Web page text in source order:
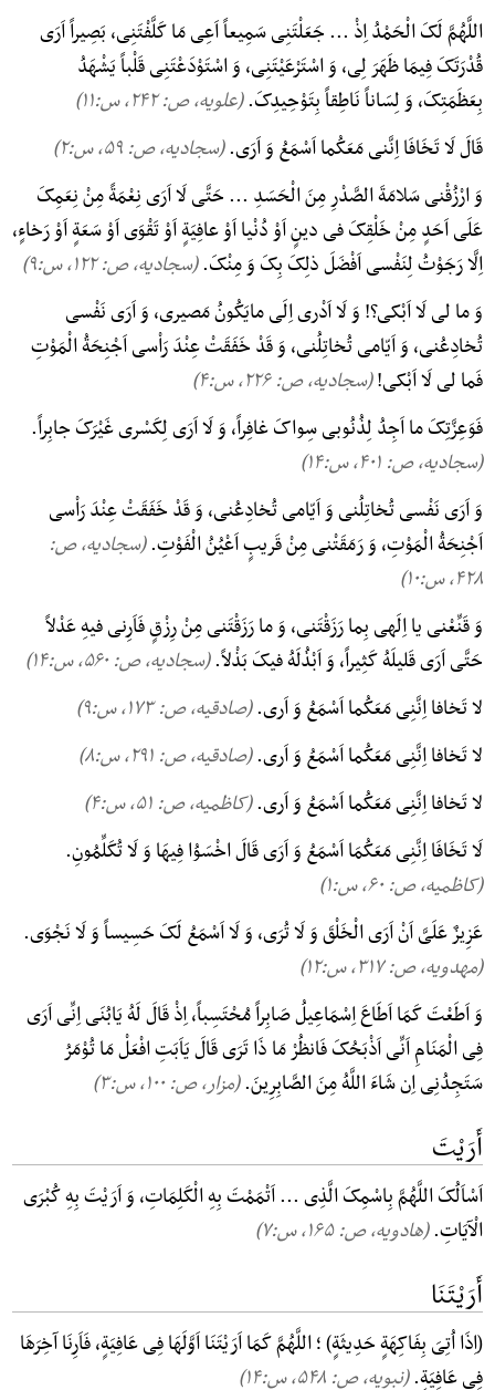
اللَّهُمَّ لَکَ الْحَمْدُ اِذْ ... جَعَلْتَنِی سَمِیعاً اَعِی مَا کَلَّفْتَنِی، بَصِیراً اَرَی
قُدْرَتَکَ فِیمَا ظَهَرَ لِی، وَ اسْتَرْعَیْتَنِی، وَ اسْتَوْدَعْتَنِی قَلْباً یَشْهَدُ
بِعَظَمَتِکَ، وَ لِسَاناً نَاطِقاً بِتَوْحِیدِکَ.(علویه، ص: ۲۴۲, س:۱۱)
قَالَ لَا تَخَافَا اِنَّنی مَعَکُما اَسْمَعُ وَ اَرَی.(سجادیه، ص: ۵۹, س:۲)
وَ ارْزُقْنی سَلامَةَ الصَّدْرِ مِنَ الْحَسَدِ ... حَتَّی لَا اَرَی نِعْمَةً مِنْ نِعَمِکَ
عَلَی اَحَدٍ مِنْ خَلْقِکَ فی دینٍ اَوْ دُنْیا اَوْ عافِیَةٍ اَوْ تَقْوَی اَوْ سَعَةٍ اَوْ رَخاءٍ،
اِلَّا رَجَوْتُ لِنَفْسی اَفْضَلَ ذلِکَ بِکَ وَ مِنْکَ.(سجادیه، ص: ۱۲۲, س:۹)
وَ ما لی لَا اَبْکی؟! وَ لَا اَدْری اِلَی مایَکُونُ مَصیری، وَ اَرَی نَفْسی
تُخادِعُنی، وَ اَیّامی تُخاتِلُنی، وَ قَدْ خَفَقَتْ عِنْدَ رَاْسی اَجْنِحَةُ الْمَوْتِ
فَما لی لَا اَبْکی!(سجادیه، ص: ۲۲۶, س:۴)
فَوَعِزَّتِکَ ما اَجِدُ لِذُنُوبی سِواکَ غافِراً، وَ لَا اَرَی لِکَسْری غَیْرَکَ جابِراً.
(سجادیه، ص: ۴۰۱, س:۱۴)
وَ اَرَی نَفْسی تُخاتِلُنی وَ اَیّامی تُخادِعُنی، وَ قَدْ خَفَقَتْ عِنْدَ رَاْسی
اَجْنِحَةُ الْمَوْتِ، وَ رَمَقَتْنی مِنْ قَریبٍ اَعْیُنُ الْفَوْتِ.(سجادیه، ص:
۴۲۸, س:۱۰)
وَ قَنِّعْنی یا اِلَهی بِما رَزَقْتَنی، وَ ما رَزَقْتَنی مِنْ رِزْقٍ فَاَرِنی فیهِ عَدْلاً
حَتَّی اَرَی قَلیلَهُ کَثِیراً، وَ اَبْذُلَهُ فیکَ بَذْلاً.(سجادیه، ص: ۵۶۰, س:۱۴)
لا تَخافا اِنَّنِی مَعَکُما اَسْمَعُ وَ اَری.(صادقیه، ص: ۱۷۳, س:۹)
لا تَخافا اِنَّنِی مَعَکُما اَسْمَعُ وَ اَری.(صادقیه، ص: ۲۹۱, س:۸)
لا تَخافا اِنَّنِی مَعَکُما اَسْمَعُ وَ اَری.(کاظمیه، ص: ۵۱, س:۴)
لَا تَخَافَا اِنَّنِی مَعَکُمَا اَسْمَعُ وَ اَرَی قَالَ اخْسَوُا فِیهَا وَ لَا تُکَلِّمُونِ.
(کاظمیه، ص: ۶۰, س:۱)
عَزِیزٌ عَلَیَّ اَنْ اَرَی الْخَلْقَ وَ لَا تُرَی، وَ لَا اَسْمَعُ لَکَ حَسِیساً وَ لَا نَجْوَی.
(مهدویه، ص: ۳۱۷, س:۱۲)
وَ اَطَعْتَ کَمَا اَطَاعَ اِسْمَاعِیلُ صَابِراً مُحْتَسِباً، اِذْ قَالَ لَهُ یَابُنَی اِنِّی اَرَی
فِی الْمَنَامِ اَنِّی اَذْبَحُکَ فَانظُرْ مَا ذَا تَرَی قَالَ یَاَبَتِ افْعَلْ مَا تُوْمَرُ
سَتَجِدُنِی اِن شَاءَ اللَّهُ مِنَ الصَّابِرِینَ.(مزار، ص: ۱۰۰, س:۳)
أَرَیْتَ
اَسْاَلُکَ اللَّهُمَّ بِاسْمِکَ الَّذِی ... اَتْمَمْتَ بِهِ الْکَلِمَاتِ، وَ اَرَیْتَ بِهِ کُبْرَی
الْآیَاتِ.(هادویه، ص: ۱۶۵, س:۷)
أَرَیْتَنَا
(اِذَا اُتِیَ بِفَاکِهَةٍ حَدِیثَةٍ) ؛ اللَّهُمَّ کَمَا اَرَیْتَنَا اَوَّلَهَا فِی عَافِیَةٍ، فَاَرِنَا آخِرَهَا
فِی عَافِیَةٍ.(نبویه، ص: ۵۴۸, س:۱۴)